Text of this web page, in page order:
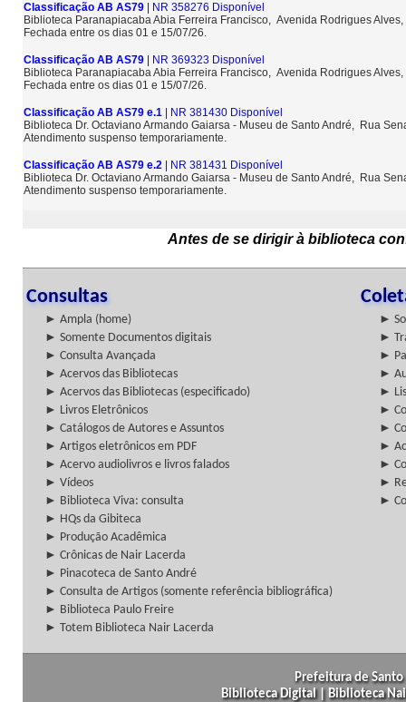
Classificação AB AS79 | NR 358276 Disponível
Biblioteca Paranapiacaba Abia Ferreira Francisco, Avenida Rodrigues
Fechada entre os dias 01 e 15/07/26.
Classificação AB AS79 | NR 369323 Disponível
Biblioteca Paranapiacaba Abia Ferreira Francisco, Avenida Rodrigues
Fechada entre os dias 01 e 15/07/26.
Classificação AB AS79 e.1 | NR 381430 Disponível
Biblioteca Dr. Octaviano Armando Gaiarsa - Museu de Santo André, Rua
Atendimento suspenso temporariamente.
Classificação AB AS79 e.2 | NR 381431 Disponível
Biblioteca Dr. Octaviano Armando Gaiarsa - Museu de Santo André, Rua
Atendimento suspenso temporariamente.
Antes de se dirigir à biblioteca
Consultas
► Ampla (home)
►
► Somente Documentos digitais
►
► Consulta Avançada
►
► Acervos das Bibliotecas
►
► Acervos das Bibliotecas (especificado)
►
► Livros Eletrônicos
►
► Catálogos de Autores e Assuntos
►
► Artigos eletrônicos em PDF
►
► Acervo audiolivros e livros falados
►
► Vídeos
►
► Biblioteca Viva: consulta
►
► HQs da Gibiteca
► Produção Acadêmica
► Crônicas de Nair Lacerda
► Pinacoteca de Santo André
► Consulta de Artigos (somente referência bibliográfica)
► Biblioteca Paulo Freire
► Totem Biblioteca Nair Lacerda
Prefeitura de
Biblioteca Digital | Biblioteca